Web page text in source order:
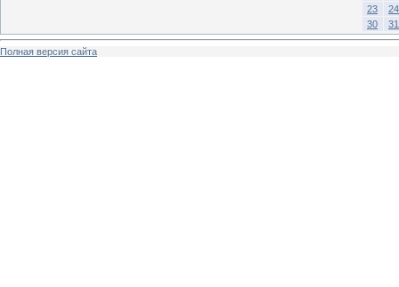
23
24
30
31
Полная версия сайта